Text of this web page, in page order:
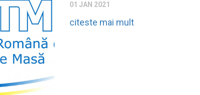
01 JAN 2021
citeste mai mult